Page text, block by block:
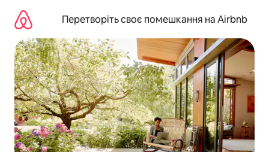
вмісту
Перетворіть своє помешкання на Airbnb